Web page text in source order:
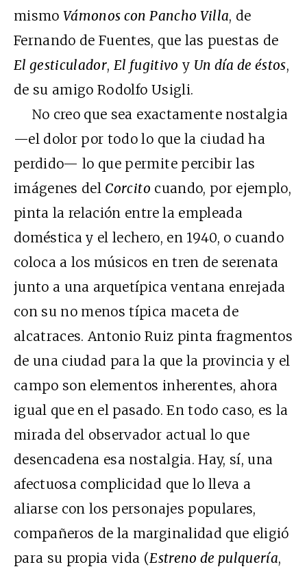
mismoVámonos con Pancho Villa, de
Fernando de Fuentes, que las puestas de
El gesticulador, El fugitivo y Un día de éstos,
de su amigo Rodolfo Usigli.
No creo que sea exactamente nostalgia
—el dolor por todo lo que la ciudad ha
perdido— lo que permite percibir las
imágenes del Corcito cuando, por ejemplo,
pinta la relación entre la empleada
doméstica y el lechero, en 1940, o cuando
coloca a los músicos en tren de serenata
junto a una arquetípica ventana enrejada
con su no menos típica maceta de
alcatraces. Antonio Ruiz pinta fragmentos
de una ciudad para la que la provincia y el
campo son elementos inherentes, ahora
igual que en el pasado. En todo caso, es la
mirada del observador actual lo que
desencadena esa nostalgia. Hay, sí, una
afectuosa complicidad que lo lleva a
aliarse con los personajes populares,
compañeros de la marginalidad que eligió
para su propia vida (Estreno de pulquería,